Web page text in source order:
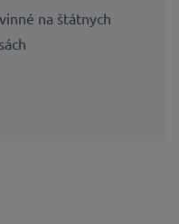
na štátnych